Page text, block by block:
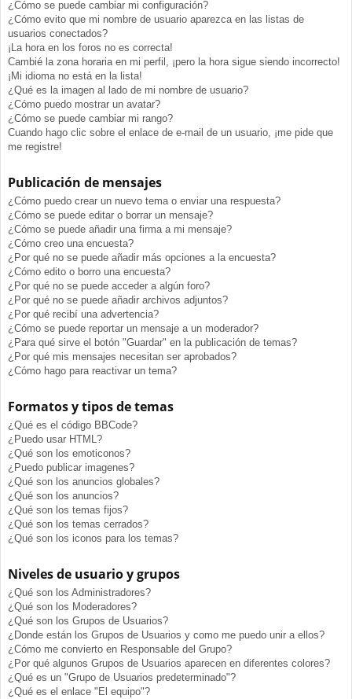
¿Cómo se puede cambiar mi configuración?
¿Cómo evito que mi nombre de usuario aparezca en las listas de
usuarios conectados?
¡La hora en los foros no es correcta!
Cambié la zona horaria en mi perfil, ¡pero la hora sigue siendo incorrecto!
¡Mi idioma no está en la lista!
¿Qué es la imagen al lado de mi nombre de usuario?
¿Cómo puedo mostrar un avatar?
¿Cómo se puede cambiar mi rango?
Cuando hago clic sobre el enlace de e-mail de un usuario, ¡me pide que
me registre!
Publicación de mensajes
¿Cómo puedo crear un nuevo tema o enviar una respuesta?
¿Cómo se puede editar o borrar un mensaje?
¿Cómo se puede añadir una firma a mi mensaje?
¿Cómo creo una encuesta?
¿Por qué no se puede añadir más opciones a la encuesta?
¿Cómo edito o borro una encuesta?
¿Por qué no se puede acceder a algún foro?
¿Por qué no se puede añadir archivos adjuntos?
¿Por qué recibí una advertencia?
¿Cómo se puede reportar un mensaje a un moderador?
¿Para qué sirve el botón "Guardar" en la publicación de temas?
¿Por qué mis mensajes necesitan ser aprobados?
¿Cómo hago para reactivar un tema?
Formatos y tipos de temas
¿Qué es el código BBCode?
¿Puedo usar HTML?
¿Qué son los emoticonos?
¿Puedo publicar imagenes?
¿Qué son los anuncios globales?
¿Qué son los anuncios?
¿Qué son los temas fijos?
¿Qué son los temas cerrados?
¿Qué son los iconos para los temas?
Niveles de usuario y grupos
¿Qué son los Administradores?
¿Qué son los Moderadores?
¿Qué son los Grupos de Usuarios?
¿Donde están los Grupos de Usuarios y como me puedo unir a ellos?
¿Cómo me convierto en Responsable del Grupo?
¿Por qué algunos Grupos de Usuarios aparecen en diferentes colores?
¿Qué es un "Grupo de Usuarios predeterminado"?
¿Qué es el enlace "El equipo"?